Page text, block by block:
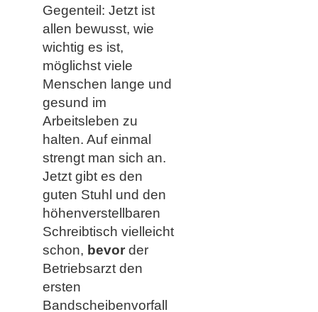
Gegenteil: Jetzt ist
allen bewusst, wie
wichtig es ist,
möglichst viele
Menschen lange und
gesund im
Arbeitsleben zu
halten. Auf einmal
strengt man sich an.
Jetzt gibt es den
guten Stuhl und den
höhenverstellbaren
Schreibtisch vielleicht
schon, bevorder
Betriebsarzt den
ersten
Bandscheibenvorfall